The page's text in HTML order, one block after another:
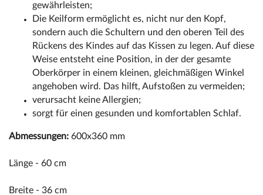
gewährleisten;
Die Keilform ermöglicht es, nicht nur den Kopf,
sondern auch die Schultern und den oberen Teil des
Rückens des Kindes auf das Kissen zu legen. Auf diese
Weise entsteht eine Position, in der der gesamte
Oberkörper in einem kleinen, gleichmäßigen Winkel
angehoben wird. Das hilft, Aufstoßen zu vermeiden;
verursacht keine Allergien;
sorgt für einen gesunden und komfortablen Schlaf.
Abmessungen: 600x360 mm
Länge - 60 cm
Breite - 36 cm